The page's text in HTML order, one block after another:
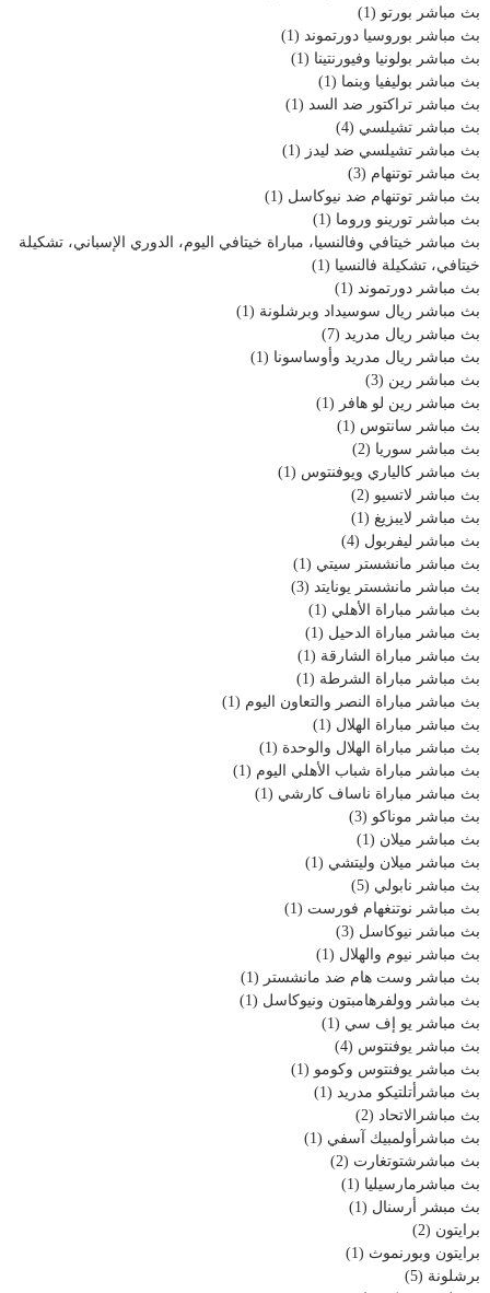
بث مباشر بورتو (1)
بث مباشر بوروسيا دورتموند (1)
بث مباشر بولونيا وفيورنتينا (1)
بث مباشر بوليفيا وبنما (1)
بث مباشر تراكتور ضد السد (1)
بث مباشر تشيلسي (4)
بث مباشر تشيلسي ضد ليدز (1)
بث مباشر توتنهام (3)
بث مباشر توتنهام ضد نيوكاسل (1)
بث مباشر تورينو وروما (1)
بث مباشر خيتافي وفالنسيا، مباراة خيتافي اليوم، الدوري الإسباني، تشكيلة
خيتافي، تشكيلة فالنسيا (1)
بث مباشر دورتموند (1)
بث مباشر ريال سوسيداد وبرشلونة (1)
بث مباشر ريال مدريد (7)
بث مباشر ريال مدريد وأوساسونا (1)
بث مباشر رين (3)
بث مباشر رين لو هافر (1)
بث مباشر سانتوس (1)
بث مباشر سوريا (2)
بث مباشر كالياري ويوفنتوس (1)
بث مباشر لاتسيو (2)
بث مباشر لايبزيغ (1)
بث مباشر ليفربول (4)
بث مباشر مانشستر سيتي (1)
بث مباشر مانشستر يونايتد (3)
بث مباشر مباراة الأهلي (1)
بث مباشر مباراة الدحيل (1)
بث مباشر مباراة الشارقة (1)
بث مباشر مباراة الشرطة (1)
بث مباشر مباراة النصر والتعاون اليوم (1)
بث مباشر مباراة الهلال (1)
بث مباشر مباراة الهلال والوحدة (1)
بث مباشر مباراة شباب الأهلي اليوم (1)
بث مباشر مباراة ناساف كارشي (1)
بث مباشر موناكو (3)
بث مباشر ميلان (1)
بث مباشر ميلان وليتشي (1)
بث مباشر نابولي (5)
بث مباشر نوتنغهام فورست (1)
بث مباشر نيوكاسل (3)
بث مباشر نيوم والهلال (1)
بث مباشر وست هام ضد مانشستر (1)
بث مباشر وولفرهامبتون ونيوكاسل (1)
بث مباشر يو إف سي (1)
بث مباشر يوفنتوس (4)
بث مباشر يوفنتوس وكومو (1)
بث مباشرأتلتيكو مدريد (1)
بث مباشرالاتحاد (2)
بث مباشرأولمبيك آسفي (1)
بث مباشرشتوتغارت (2)
بث مباشرمارسيليا (1)
بث مبشر أرسنال (1)
برايتون (2)
برايتون وبورنموث (1)
برشلونة (5)